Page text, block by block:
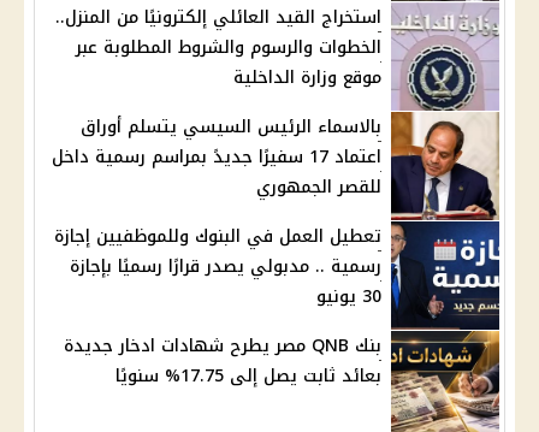
استخراج القيد العائلي إلكترونيًا من المنزل..
الخطوات والرسوم والشروط المطلوبة عبر
موقع وزارة الداخلية
بالاسماء الرئيس السيسي يتسلم أوراق
اعتماد 17 سفيرًا جديدً بمراسم رسمية داخل
للقصر الجمهوري
تعطيل العمل في البنوك وللموظفيين إجازة
رسمية .. مدبولي يصدر قرارًا رسميًا بإجازة
30 يونيو
بنك QNB مصر يطرح شهادات ادخار جديدة
بعائد ثابت يصل إلى 17.75% سنويًا